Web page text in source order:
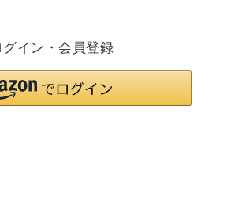
イン・会員登録